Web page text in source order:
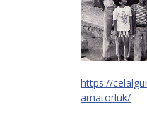
https://
amatorluk/